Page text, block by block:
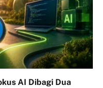
AI Dibagi Dua